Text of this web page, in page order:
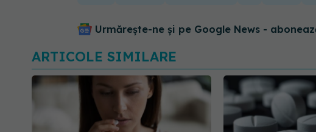
Urmărește-ne și pe Google News -
ARTICOLE SIMILARE